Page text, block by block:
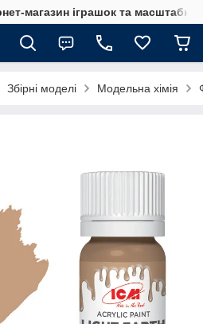
магазин іграшок та
Збірні моделі Модельна хімія